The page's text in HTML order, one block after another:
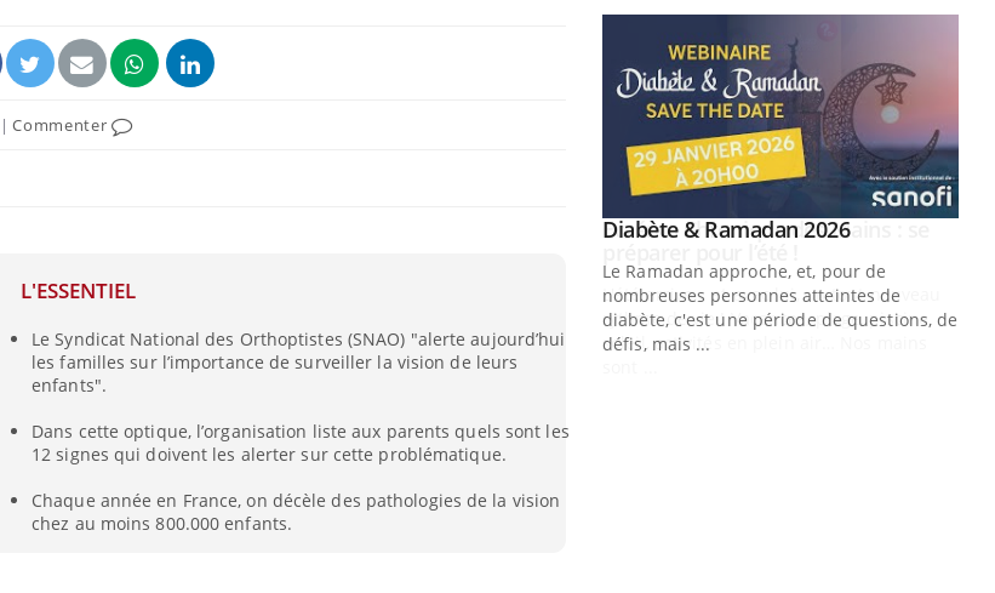
|Commenter
L'ESSENTIEL
Le Syndicat National des Orthoptistes (SNAO) "alerte aujourd’hui
les familles sur l’importance de surveiller la vision de leurs
enfants".
Dans cette optique, l’organisation liste aux parents quels sont les
12 signes qui doivent les alerter sur cette problématique.
Chaque année en France, on décèle des pathologies de la vision
chez au moins 800.000 enfants.
dans le diabète de type 2
reçues chez les
parfois chez les soignants. soleil, activités en plein air… Nos mains
sont ...
Youtube
Diabète & Ramadan 2026Youtube
Le Ramadan approche, et, pour de
nombreuses personnes atteintes de
diabète, c'est une période de questions, de
défis, mais ...